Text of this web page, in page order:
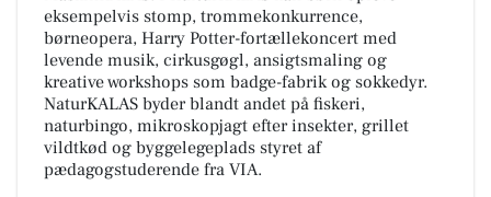
eksempelvis stomp, trommekonkurrence,
børneopera, Harry Potter-fortællekoncert med
levende musik, cirkusgøgl, ansigtsmaling og
kreative workshops som badge-fabrik og sokkedyr.
NaturKALAS byder blandt andet på fiskeri,
naturbingo, mikroskopjagt efter insekter, grillet
vildtkød og byggelegeplads styret af
pædagogstuderende fra VIA.